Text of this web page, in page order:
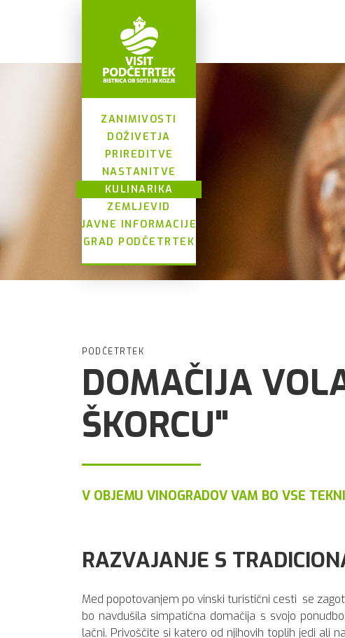
ZANIMIVOSTI
DOŽIVETJA
PRIREDITVE
NASTANITVE
KULINARIKA
ZEMLJEVID
JAVNE INFORMACIJE
GRAD PODČETRTEK
PODČETRTEK
DOMAČIJA
ŠKORCU"
V OBJEMU VINOGRADOV VAM BO VSE
RAZVAJANJE S
Med popotovanjem po vinski turistični cesti se
bo navdušila simpatična domačija s svojo
lačni. Privoščite si katero od njihovih toplih jedi ali